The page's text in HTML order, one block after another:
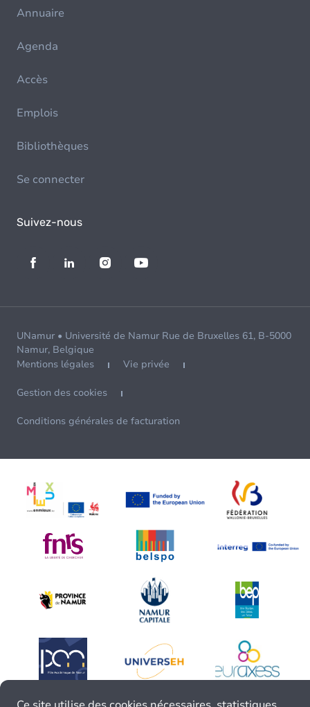
Annuaire
Agenda
Accès
Emplois
Bibliothèques
Se connecter
Suivez-nous
UNamur • Université de Namur Rue de Bruxelles 61, B-5000
Namur, Belgique
Mentions légales
Vie privée
Gestion des cookies
Conditions générales de facturation